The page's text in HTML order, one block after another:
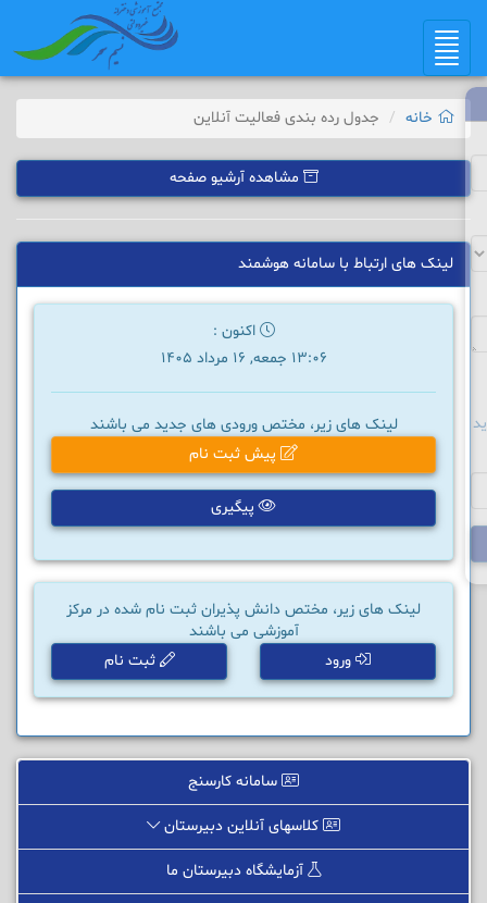
Toggle
navigation
خانه جدول رده بندی فعالیت آنلاین
مشاهده آرشیو صفحه
لینک های ارتباط با سامانه هوشمند
اکنون :
13:06 جمعه, 16 مرداد 1405
لینک های زیر، مختص ورودی های جدید می باشند
پیش ثبت نام
پیگیری
لینک های زیر، مختص دانش پذیران ثبت نام شده در مرکز
آموزشی می باشند
ورود
ثبت نام
سامانه کارسنج
کلاسهای آنلاین دبیرستان
آزمایشگاه دبیرستان ما